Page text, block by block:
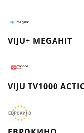
VIJU+ MEGAHIT
VIJU TV1000